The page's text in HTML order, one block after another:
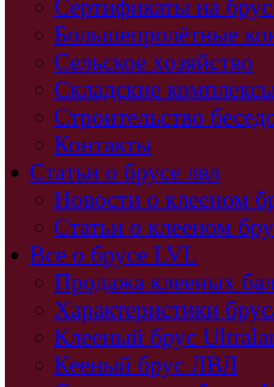
Сертификаты на
Большепролётные
Сельское хозяйство
Складские
Строительство
Контакты
Статьи о брусе лвл
Новости о клееном
Статьи о клееном
Все о брусе LVL
Продажа клееных
Характеристики
Клееный брус
Кееный брус ЛВЛ